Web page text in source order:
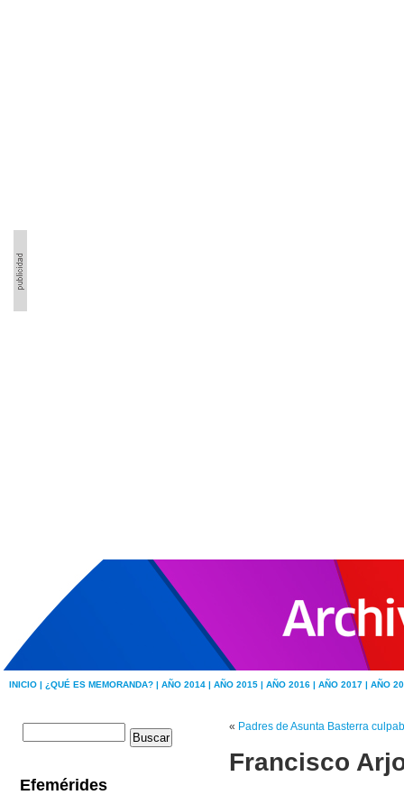
INICIO | ¿QUÉ ES MEMORANDA? | AÑO 2014 | AÑO 2015 | AÑO 2016 | AÑO 2017 | AÑO
« Padres de Asunta Basterra
Francisco
Efemérides